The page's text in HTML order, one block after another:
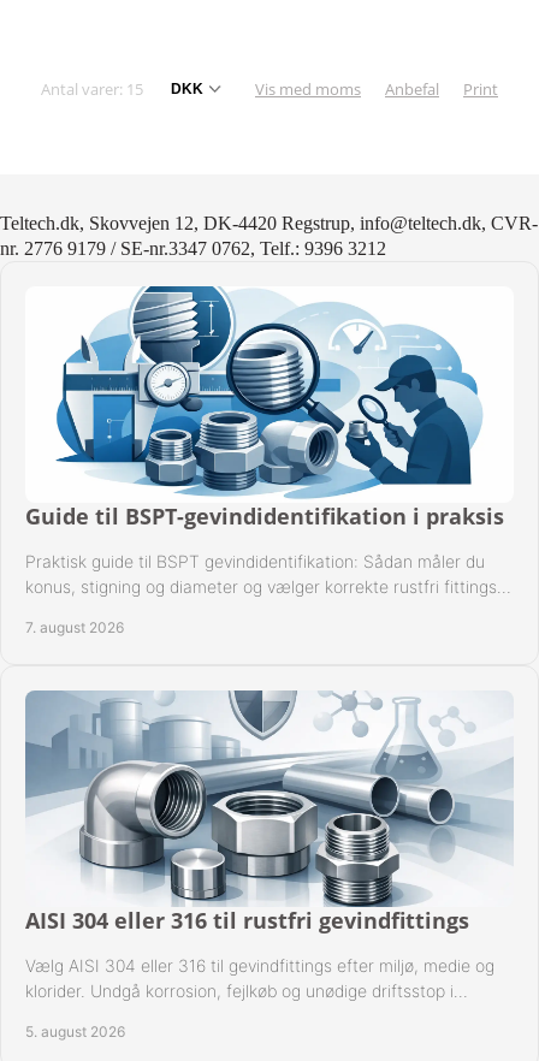
Antal varer: 15 Vis med moms Anbefal Print
Teltech.dk, Skovvejen 12, DK-4420 Regstrup, info@teltech.dk, CVR-
nr. 2776 9179 / SE-nr.3347 0762, Telf.: 9396 3212
Guide til BSPT-gevindidentifikation i praksis
Praktisk guide til BSPT gevindidentifikation: Sådan måler du
konus, stigning og diameter og vælger korrekte rustfri fittings
7. august 2026
AISI 304 eller 316 til rustfri gevindfittings
Vælg AISI 304 eller 316 til gevindfittings efter miljø, medie og
klorider. Undgå korrosion, fejlkøb og unødige driftsstop i
5. august 2026